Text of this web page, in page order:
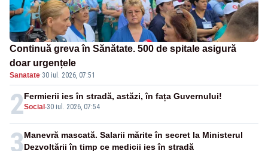
Continuă greva în Sănătate. 500 de spitale asigură
doar urgențele
Sanatate·30 iul. 2026, 07:51
2Social -30 iul. 2026, 07:54
Fermierii ies în stradă, astăzi, în fața Guvernului!
3Manevră mascată. Salarii mărite în secret la Ministerul
Dezvoltării în timp ce medicii ies în stradă